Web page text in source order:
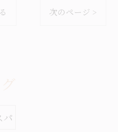
次のページ >
パ